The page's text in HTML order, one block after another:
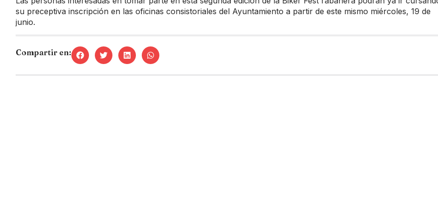
su preceptiva inscripción en las oficinas consistoriales del Ayuntamiento a partir de este mismo miércoles, 19 de
junio.
Compartir en: